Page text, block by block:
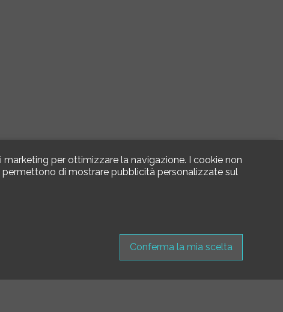
per ottimizzare la navigazione. I cookie non
di mostrare pubblicità personalizzate sul
Conferma la mia scelta